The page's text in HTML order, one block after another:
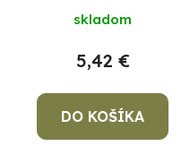
magnetom, Sellbox 12
ZA BALENIE !
skladom
5,42 €
DO KOŠÍKA